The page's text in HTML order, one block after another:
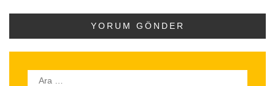
Arama: